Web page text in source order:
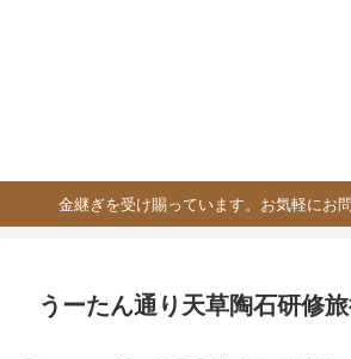
金継ぎを受け賜っています。お気軽にお
うーたん通り天草陶石研修